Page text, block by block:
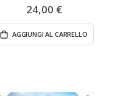
24,00 €
AGGIUNGI AL CARRELLO